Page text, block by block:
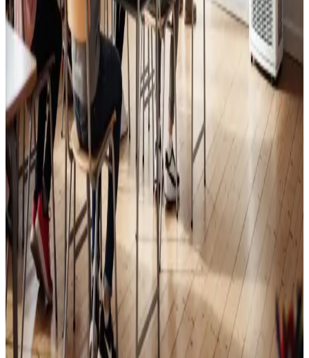
Skoleventilation
Frisk luft og bedre koncentration i skoler og institutioner
i Maribo.
Læs mere